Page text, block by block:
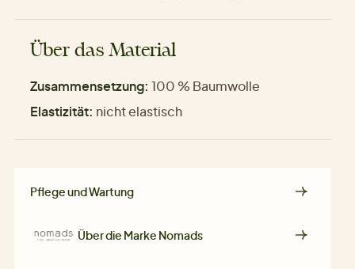
Über das Material
Zusammensetzung: 100 % Baumwolle
Elastizität: nicht elastisch
Pflege und Wartung
Über die Marke Nomads